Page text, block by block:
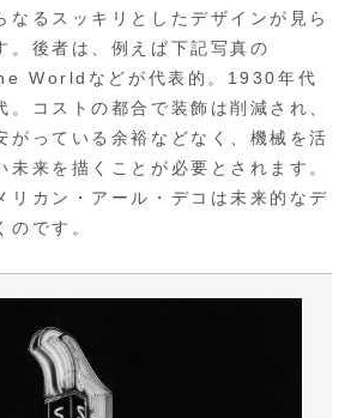
なるスッキリとしたデザインが見ら
。後者は、例えば下記写真の
Worldなどが代表的。1930年代
。コストの都合で装飾は削減され、
がっている余裕などなく、機械を活
未来を描くことが必要とされます。
リカン・アール・デコは未来的なデ
のです。